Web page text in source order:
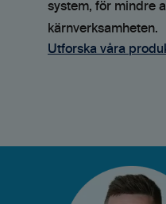
system, för mindre
kärnverksamheten.
Utforska våra